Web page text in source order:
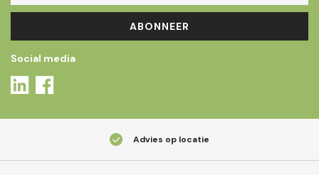
ABONNEER
Social media
Advies op locatie